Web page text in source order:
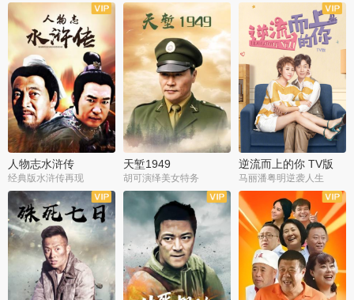
全40集
人物志水浒传
经典版水浒传再现
全30集
天堑1949
胡可演绎美女特务
全43集
逆流而上的你 TV版
马丽潘粤明逆袭人生
全34集
全21集 全35集